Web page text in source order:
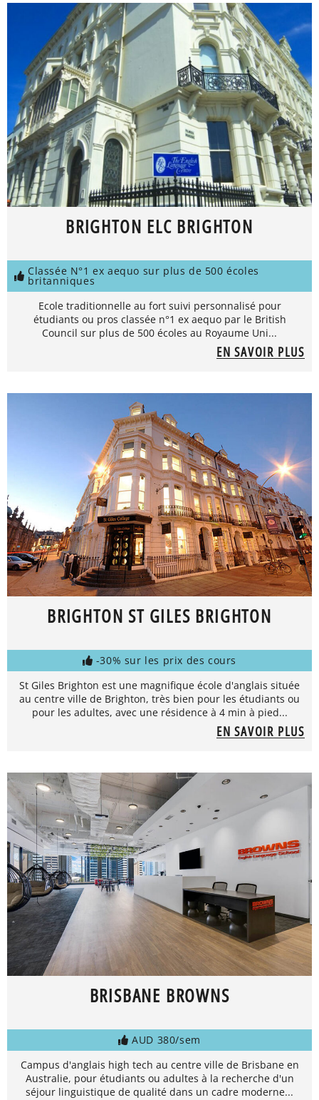
BRIGHTON ELC BRIGHTON
Classée N°1 ex aequo sur plus de 500 écoles
britanniques
Ecole traditionnelle au fort suivi personnalisé pour
étudiants ou pros classée n°1 ex aequo par le British
Council sur plus de 500 écoles au Royaume Uni...
EN SAVOIR PLUS
BRIGHTON ST GILES BRIGHTON
-30% sur les prix des cours
St Giles Brighton est une magnifique école d'anglais située
au centre ville de Brighton, très bien pour les étudiants ou
pour les adultes, avec une résidence à 4 min à pied...
EN SAVOIR PLUS
BRISBANE BROWNS
AUD 380/sem
Campus d'anglais high tech au centre ville de Brisbane en
Australie, pour étudiants ou adultes à la recherche d'un
séjour linguistique de qualité dans un cadre moderne...